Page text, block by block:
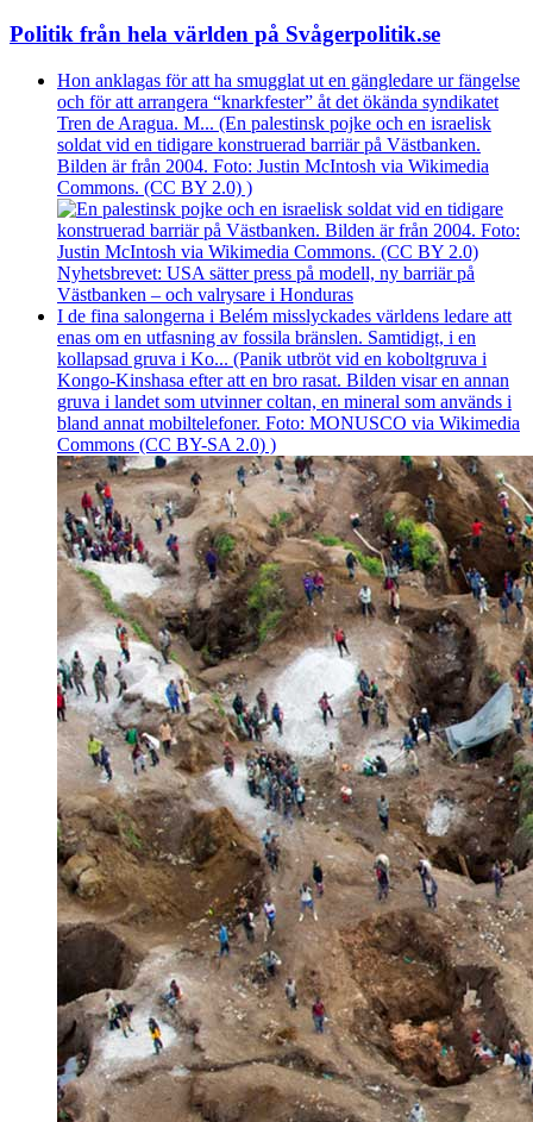
Politik från hela världen på Svågerpolitik.se
Hon anklagas för att ha smugglat ut en gängledare ur fängelse
och för att arrangera “knarkfester” åt det ökända syndikatet
Tren de Aragua. M... (En palestinsk pojke och en israelisk
soldat vid en tidigare konstruerad barriär på Västbanken.
Bilden är från 2004. Foto: Justin McIntosh via Wikimedia
Commons. (CC BY 2.0) )
Nyhetsbrevet: USA sätter press på modell, ny barriär på
Västbanken – och valrysare i Honduras
I de fina salongerna i Belém misslyckades världens ledare att
enas om en utfasning av fossila bränslen. Samtidigt, i en
kollapsad gruva i Ko... (Panik utbröt vid en koboltgruva i
Kongo-Kinshasa efter att en bro rasat. Bilden visar en annan
gruva i landet som utvinner coltan, en mineral som används i
bland annat mobiltelefoner. Foto: MONUSCO via Wikimedia
Commons (CC BY-SA 2.0) )